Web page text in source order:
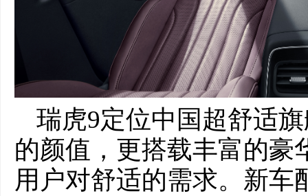
瑞虎9定位中国超舒适
的颜值，更搭载丰富的豪
用户对舒适的需求。新车